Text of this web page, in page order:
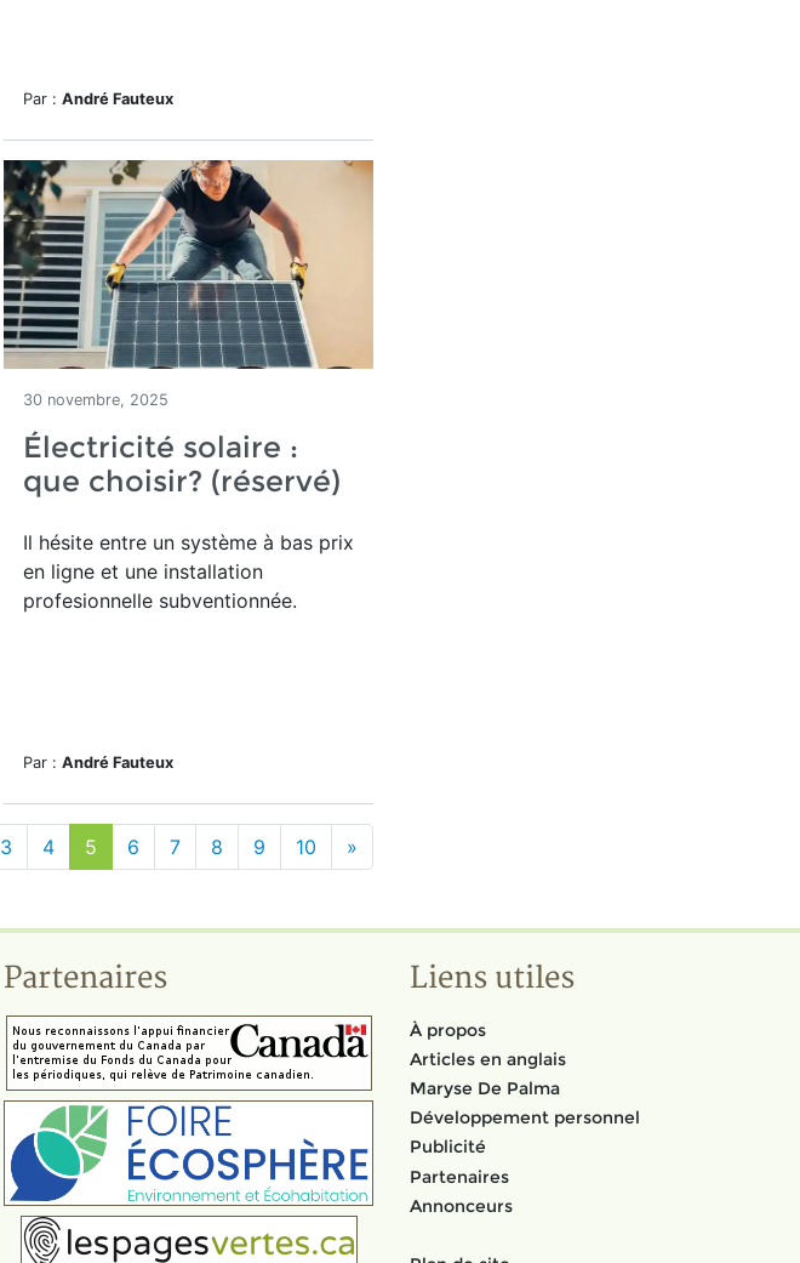
Par : André Fauteux
30 novembre, 2025
Électricité solaire :
que choisir? (réservé)
Il hésite entre un système à bas prix
en ligne et une installation
profesionnelle subventionnée.
Par : André Fauteux
3 4 5 6 7 8 9 10 »
Partenaires Liens utiles
À propos
Articles en anglais
Maryse De Palma
Développement personnel
Publicité
Partenaires
Annonceurs